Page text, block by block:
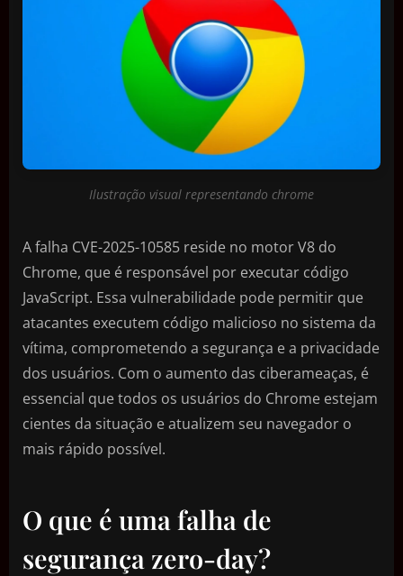
Ilustração visual representando chrome
A falha CVE-2025-10585 reside no motor V8 do
Chrome, que é responsável por executar código
JavaScript. Essa vulnerabilidade pode permitir que
atacantes executem código malicioso no sistema da
vítima, comprometendo a segurança e a privacidade
dos usuários. Com o aumento das ciberameaças, é
essencial que todos os usuários do Chrome estejam
cientes da situação e atualizem seu navegador o
mais rápido possível.
O que é uma falha de
segurança zero-day?